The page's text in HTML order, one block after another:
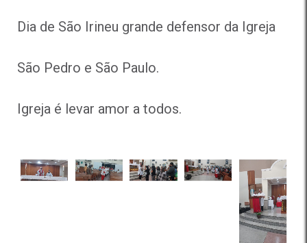
Dia de São Irineu grande defensor da Igreja
São Pedro e São Paulo.
Igreja é levar amor a todos.